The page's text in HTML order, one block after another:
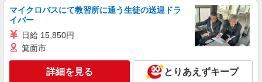
マイクロバスにて教習所に通う生徒の送迎ドラ
イバー
日給 15,850円
箕面市
詳細を見る とりあえずキープ